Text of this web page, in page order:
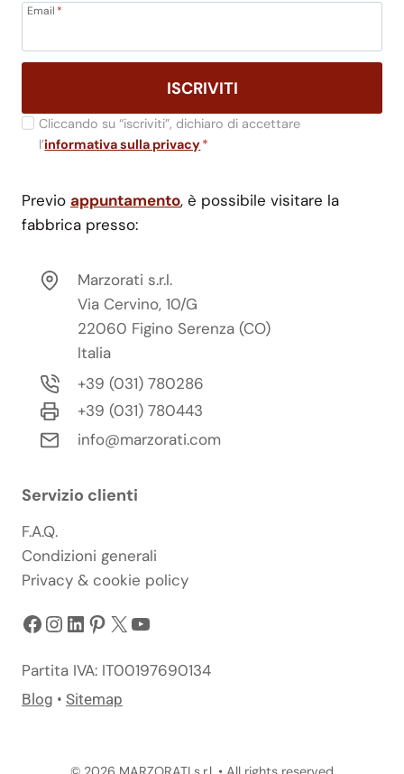
Email *
ISCRIVITI
Cliccando su “iscriviti”, dichiaro di accettare
l’informativa sulla privacy*
Previo appuntamento, è possibile visitare la
fabbrica presso:
Marzorati s.r.l.
Via Cervino, 10/G
22060 Figino Serenza (CO)
Italia
+39 (031) 780286
+39 (031) 780443
info@marzorati.com
Servizio clienti
F.A.Q.
Condizioni generali
Privacy & cookie policy
Facebook
Instagram
LinkedIn
Pinterest
X YouTube
Partita IVA: IT00197690134
Blog • Sitemap